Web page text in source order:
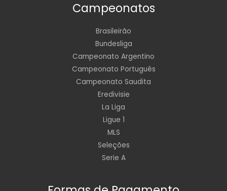
Campeonatos
Brasileirão
Bundesliga
Campeonato Argentino
Campeonato Português
Campeonato Saudita
Eredivisie
La Liga
Ligue 1
MLS
Seleções
Serie A